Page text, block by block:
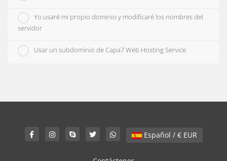
Yo usaré mi propio dominio y modificaré los nombres del
servidor
Usar un subdominio de Capa7 Web Hosting Service
Español / € EUR